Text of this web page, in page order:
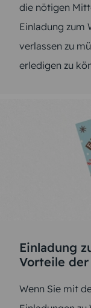
die nötigen
Einladung zum
verlassen zu
erledigen zu
Einladung
Vorteile
Wenn Sie mit